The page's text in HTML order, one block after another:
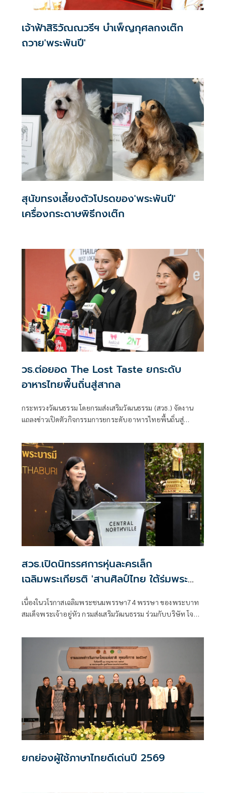
เจ้าฟ้าสิริวัณณวรีฯ บำเพ็ญกุศลกงเต๊ก
ถวาย'พระพันปี'
สุนัขทรงเลี้ยงตัวโปรดของ'พระพันปี'
เครื่องกระดาษพิธีกงเต๊ก
วธ.ต่อยอด The Lost Taste ยกระดับ
อาหารไทยพื้นถิ่นสู่สากล
กระทรวงวัฒนธรรม โดยกรมส่งเสริมวัฒนธรรม (สวธ.) จัดงาน
แถลงข่าวเปิดตัวกิจกรรมการยกระดับอาหารไทยพื้นถิ่นสู่
ตราสัญลักษณ์ “Thailand Best Local Food” (TBLF) ภายใต้
แนวคิด “The Lost Taste : The Living Heritage”
สวธ.เปิดนิทรรศการหุ่นละครเล็ก
เฉลิมพระเกียรติ 'สานศิลป์ไทย ใต้ร่มพระ
บารมี'
เนื่องในวโรกาสเฉลิมพระชนมพรรษา74 พรรษา ของพระบาท
สมเด็จพระเจ้าอยู่หัว กรมส่งเสริมวัฒนธรรม ร่วมกับบริษัท โจ
พระบารมี” ขึ้น เพื่อนำเสนอคุณค่าของศิลปกรรมไทยและ
นาฏศิลป์ไทยในรูปแบบร่วมสมัย สร้างการรับรู้และเปิดโอกาส
ให้เยาวชน ประชาชน และนักท่องเที่ยวทั้งชาวไทยและชาวต่าง
ชาติ ได้เข้าถึงศิลปวัฒนธรรมไทย โดยเฉพาะศิลปะการแสดงหุ่น
ละครเล็ก ซึ่งเป็นมรดกทางวัฒนธรรมอันทรงคุณค่าของชาติ
สะท้อนภูมิปัญญา ความประณีต และเอกลักษณ์ของช่างศิลป์
ไทยที่สืบทอดมาอย่างยาวนาน
ยกย่องผู้ใช้ภาษาไทยดีเด่นปี 2569